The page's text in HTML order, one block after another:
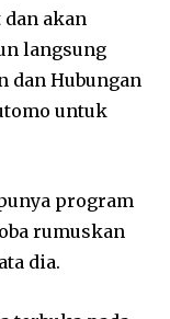
akan
langsung
dan Hubungan
untuk
program
rumuskan
dia.